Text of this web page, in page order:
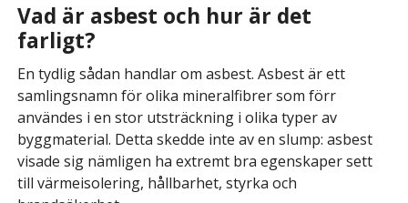
Vad är asbest och hur är det
farligt?
En tydlig sådan handlar om asbest. Asbest är ett
samlingsnamn för olika mineralfibrer som förr
användes i en stor utsträckning i olika typer av
byggmaterial. Detta skedde inte av en slump: asbest
visade sig nämligen ha extremt bra egenskaper sett
till värmeisolering, hållbarhet, styrka och